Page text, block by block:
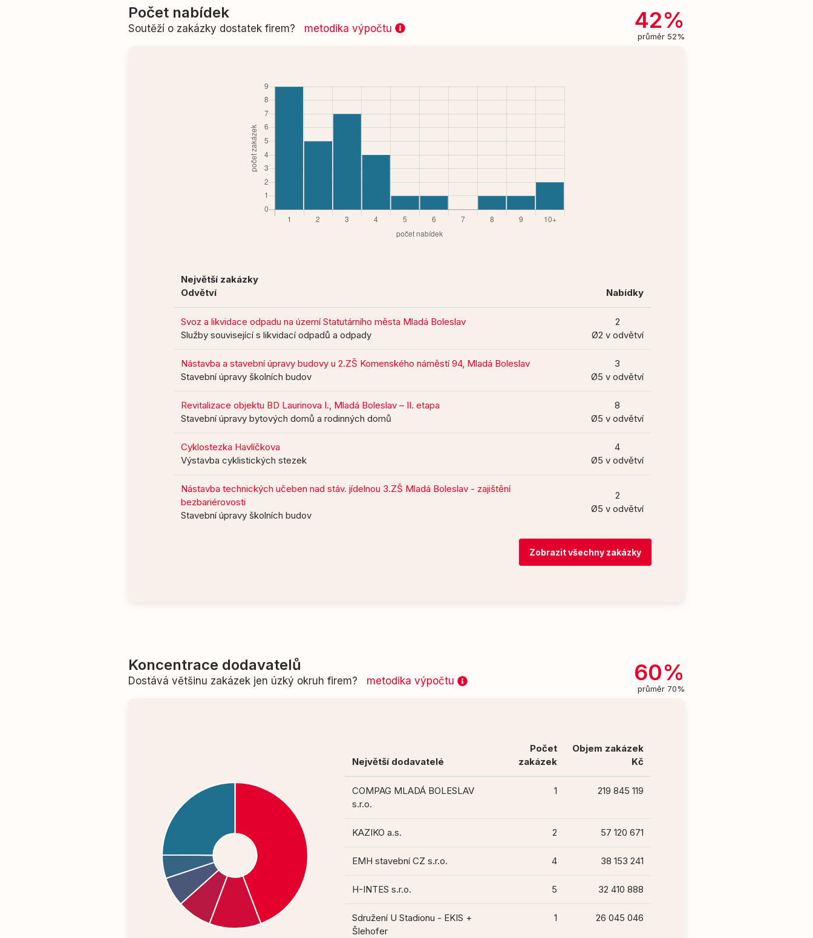
Počet nabídek
Soutěží o zakázky dostatek firem? metodika výpočtu 42%
průměr 52%
Největší zakázky
Odvětví
Nabídky
Svoz a likvidace odpadu na území Statutárního města Mladá Boleslav
Služby související s likvidací odpadů a odpady
2
Ø2 v odvětví
Nástavba a stavební úpravy budovy u 2.ZŠ Komenského náměstí 94, Mladá Boleslav
Stavební úpravy školních budov
3
Ø5 v odvětví
Revitalizace objektu BD Laurinova I., Mladá Boleslav – II. etapa
Stavební úpravy bytových domů a rodinných domů
8
Ø5 v odvětví
Cyklostezka Havlíčkova
Výstavba cyklistických stezek
4
Ø5 v odvětví
Nástavba technických učeben nad stáv. jídelnou 3.ZŠ Mladá Boleslav - zajištění
bezbariérovosti
Stavební úpravy školních budov
2
Ø5 v odvětví
Zobrazit všechny zakázky
Koncentrace dodavatelů
Dostává většinu zakázek jen úzký okruh firem? metodika výpočtu 60%
průměr 70%
Největší dodavatelé
Počet
zakázek
Objem zakázek
Kč
COMPAG MLADÁ BOLESLAV
s.r.o.
1 219 845 119
KAZIKO a.s. 2 57 120 671
EMH stavební CZ s.r.o. 4 38 153 241
H-INTES s.r.o. 5 32 410 888
Sdružení U Stadionu - EKIS +
Šlehofer
1 26 045 046